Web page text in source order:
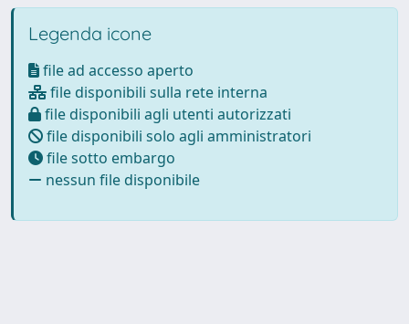
Legenda icone
file ad accesso aperto
file disponibili sulla rete interna
file disponibili agli utenti autorizzati
file disponibili solo agli amministratori
file sotto embargo
nessun file disponibile